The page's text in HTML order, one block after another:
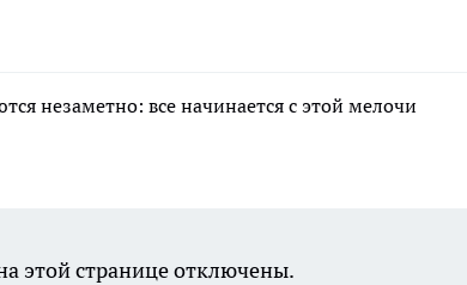
незаметно: все начинается с этой мелочи
этой странице отключены.